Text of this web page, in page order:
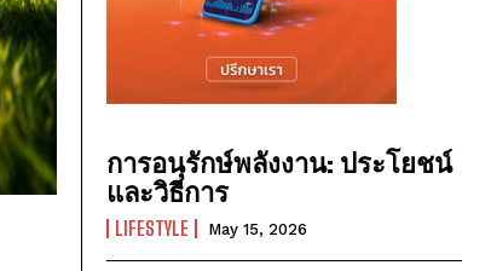
การอนุรักษ์พลังงาน: ประโยชน์
และวิธีการ
LIFESTYLE May 15, 2026